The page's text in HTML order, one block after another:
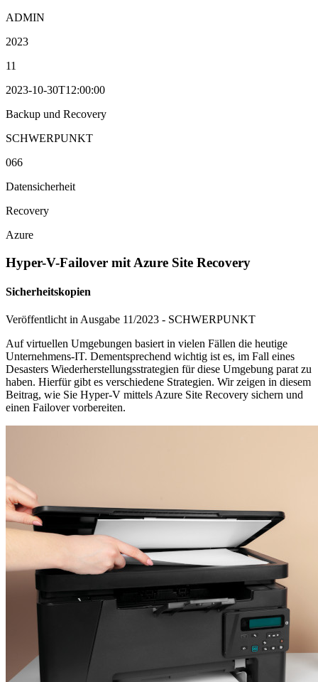
ADMIN
2023
11
2023-10-30T12:00:00
Backup und Recovery
SCHWERPUNKT
066
Datensicherheit
Recovery
Azure
Hyper-V-Failover mit Azure Site Recovery
Sicherheitskopien
Veröffentlicht in Ausgabe 11/2023 - SCHWERPUNKT
Auf virtuellen Umgebungen basiert in vielen Fällen die heutige
Unternehmens-IT. Dementsprechend wichtig ist es, im Fall eines
Desasters Wiederherstellungsstrategien für diese Umgebung parat zu
haben. Hierfür gibt es verschiedene Strategien. Wir zeigen in diesem
Beitrag, wie Sie Hyper-V mittels Azure Site Recovery sichern und
einen Failover vorbereiten.